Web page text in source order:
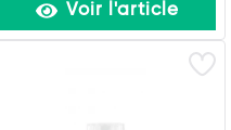
Voir l'article